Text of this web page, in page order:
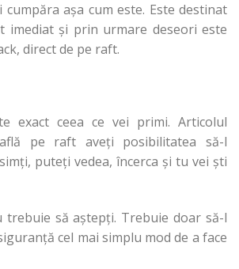
așa cum este. Este destinat
imediat și prin urmare deseori este
direct de pe raft.
exact ceea ce vei primi. Articolul
pe raft aveți posibilitatea să-l
puteți vedea, încerca și tu vei ști
trebuie să aștepți. Trebuie doar să-l
cel mai simplu mod de a face